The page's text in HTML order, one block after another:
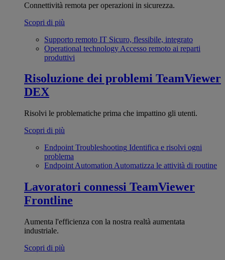
Connettività remota per operazioni in sicurezza.
Scopri di più
Supporto remoto IT Sicuro, flessibile, integrato
Operational technology Accesso remoto ai reparti
produttivi
Risoluzione dei problemi TeamViewer
DEX
Risolvi le problematiche prima che impattino gli utenti.
Scopri di più
Endpoint Troubleshooting Identifica e risolvi ogni
problema
Endpoint Automation Automatizza le attività di routine
Lavoratori connessi TeamViewer
Frontline
Aumenta l'efficienza con la nostra realtà aumentata
industriale.
Scopri di più